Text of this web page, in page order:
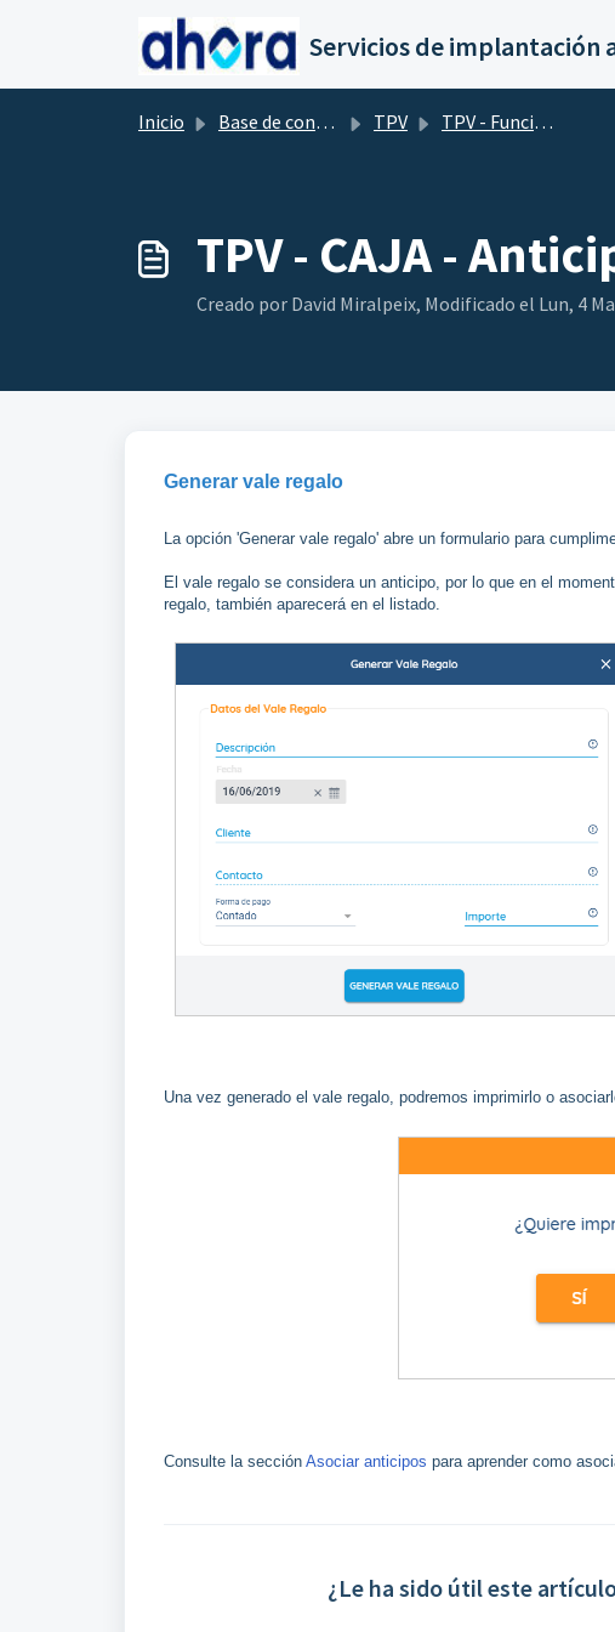
Saltar al contenido principal
Inicio Base de conocimientos TPV TPV - Funcionalidad
TPV - CAJA -
Creado por David Miralpeix, Modificado el Lun, 4
Generar vale regalo
La opción 'Generar vale regalo' abre un formulario para
El vale regalo se considera un anticipo, por lo que en el
regalo, también aparecerá en el listado.
Una vez generado el vale regalo, podremos imprimirlo o
Consulte la sección Asociar anticipos para aprender como
¿Le ha sido útil este